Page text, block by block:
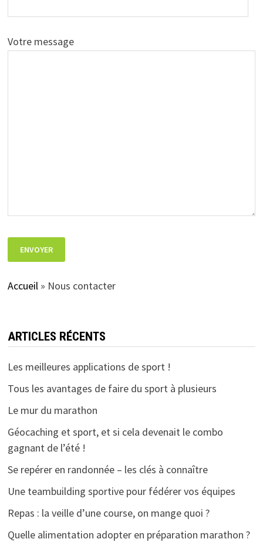
Votre message
Accueil » Nous contacter
ARTICLES RÉCENTS
Les meilleures applications de sport !
Tous les avantages de faire du sport à plusieurs
Le mur du marathon
Géocaching et sport, et si cela devenait le combo
gagnant de l’été !
Se repérer en randonnée – les clés à connaître
Une teambuilding sportive pour fédérer vos équipes
Repas : la veille d’une course, on mange quoi ?
Quelle alimentation adopter en préparation marathon ?